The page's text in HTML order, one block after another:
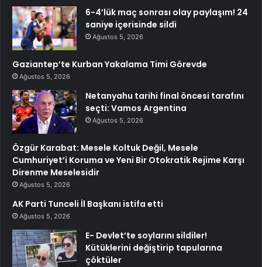
6-4’lük maç sonrası olay paylaşım! 24
saniye içerisinde sildi
Ağustos 5, 2026
Gaziantep’te Kurban Yakalama Timi Görevde
Ağustos 5, 2026
Netanyahu tarihi final öncesi tarafını
seçti: Vamos Argentina
Ağustos 5, 2026
Özgür Karabat: Mesele Koltuk Değil, Mesele
Cumhuriyet’i Koruma ve Yeni Bir Otokratik Rejime Karşı
Direnme Meselesidir
Ağustos 5, 2026
AK Parti Tunceli İl Başkanı istifa etti
Ağustos 5, 2026
E- Devlet’te soylarını sildiler!
Kütüklerini değiştirip tapularına
çöktüler